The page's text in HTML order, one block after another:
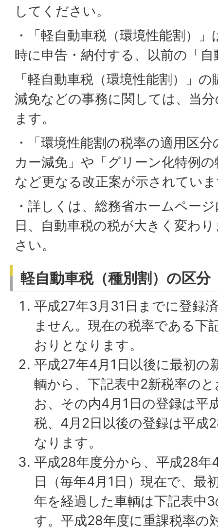
してください。
・「軽自動車税（環境性能割）
時に申告・納付する、以前の「
「軽自動車税（環境性能割）」
減免などの事務に関しては、当
ます。
・「環境性能割の税率の適用区
カー減免」や「グリーン化特例
など更なる改正案が示されてい
・詳しくは、総務省ホームペー
日、自動車税の税が大きく変わ
さい。
軽自動車税（種別割）の区分
平成27年3月31日までに登録
ません。現在の税率である下
おりとなります。
平成27年4月1日以後に最初の
輌から、下記表中2新税率の
お、その内4月1日の登録は平
税、4月2日以後の登録は平成
なります。
平成28年度分から、平成28年
日（毎年4月1日）現在で、最
年を経過した車輌は下記表中
す。平成28年度に重課税率の